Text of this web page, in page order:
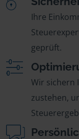
Ihre
geprüft.
Wir sichern
zustehen,